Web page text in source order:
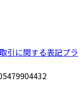
引に関する表記プラ